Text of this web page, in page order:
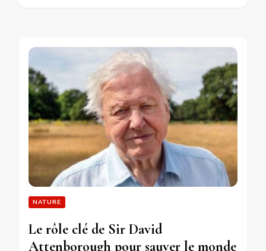
NATURE
Le rôle clé de Sir David
Attenborough pour sauver le monde